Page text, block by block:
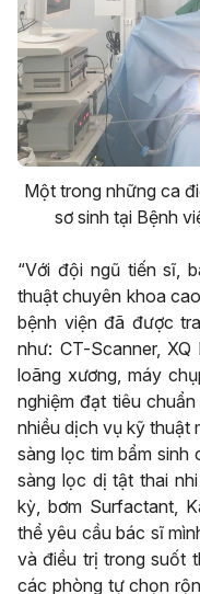
Một trong những ca
sơ sinh tại Bệnh
“Với đội ngũ tiến sĩ,
thuật chuyên khoa
bệnh viện đã được
như: CT-Scanner,
loãng xương, máy
nghiệm đạt tiêu
nhiều dịch vụ kỹ thuật
sàng lọc tim bẩm sinh
sàng lọc dị tật thai
kỳ, bơm Surfactant,
thể yêu cầu bác sĩ
và điều trị trong suốt
các phòng tự chọn